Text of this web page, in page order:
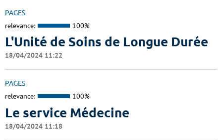
PAGES
relevance: 100%
L'Unité de Soins de Longue Durée
18/04/2024 11:22
PAGES
relevance: 100%
Le service Médecine
18/04/2024 11:18